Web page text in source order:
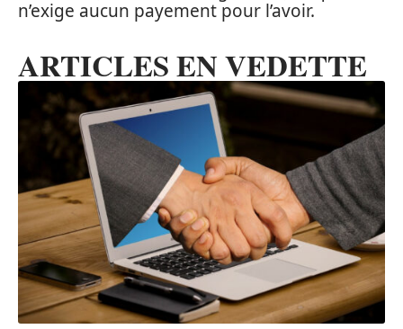
n’exige aucun payement pour l’avoir.
ARTICLES EN VEDETTE